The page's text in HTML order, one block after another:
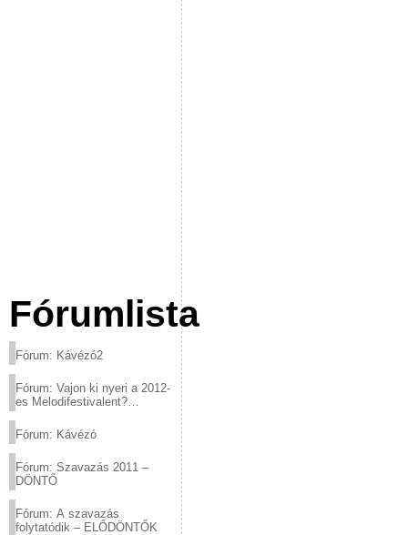
Fórumlista
Fórum: Kávézó2
Fórum: Vajon ki nyeri a 2012-
es Melodifestivalent?
Fórum: Kávézó
Fórum: Szavazás 2011 –
DÖNTŐ
Fórum: A szavazás
folytatódik – ELŐDÖNTŐK